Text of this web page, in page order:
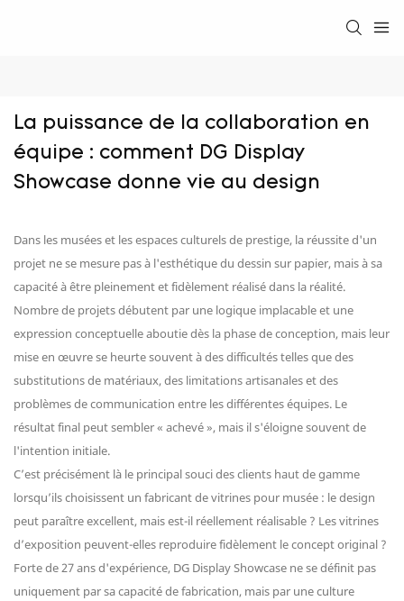
La puissance de la collaboration en
équipe : comment DG Display
Showcase donne vie au design
Dans les musées et les espaces culturels de prestige, la réussite d'un
projet ne se mesure pas à l'esthétique du dessin sur papier, mais à sa
capacité à être pleinement et fidèlement réalisé dans la réalité.
Nombre de projets débutent par une logique implacable et une
expression conceptuelle aboutie dès la phase de conception, mais leur
mise en œuvre se heurte souvent à des difficultés telles que des
substitutions de matériaux, des limitations artisanales et des
problèmes de communication entre les différentes équipes. Le
résultat final peut sembler « achevé », mais il s'éloigne souvent de
l'intention initiale.
C’est précisément là le principal souci des clients haut de gamme
lorsqu’ils choisissent un fabricant de vitrines pour musée : le design
peut paraître excellent, mais est-il réellement réalisable ? Les vitrines
d’exposition peuvent-elles reproduire fidèlement le concept original ?
Forte de 27 ans d'expérience, DG Display Showcase ne se définit pas
uniquement par sa capacité de fabrication, mais par une culture